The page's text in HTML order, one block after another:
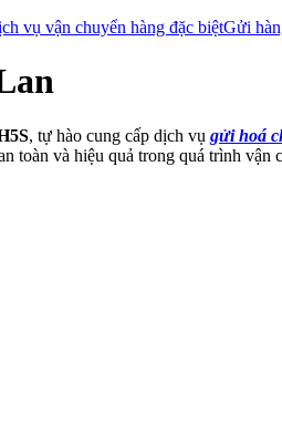
vụ vận chuyển hàng đặc biệtGửi
, tự hào cung cấp dịch vụ gửi hoá
toàn và hiệu quả trong quá trình vận